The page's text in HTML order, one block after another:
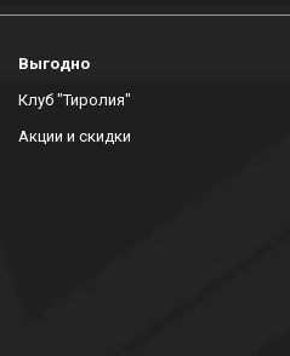
Выгодно
Клуб "Тиролия"
Акции и скидки